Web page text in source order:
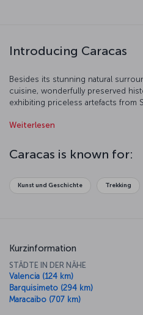
Introducing Caracas
Besides its stunning natural
cuisine, wonderfully preserved
exhibiting priceless artefacts from
until the 19th
Simón Bolívar (or "El Libertador"),
and buildings of Caracas.
Weiterlesen
Caracas is known for:
Kunst und Geschichte Trekking
Kurzinformation
STÄDTE IN DER NÄHE
Valencia (124 km)
Barquisimeto (294 km)
Maracaibo (707 km)